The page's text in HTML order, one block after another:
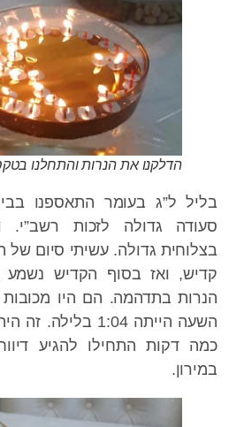
הדלקנו את הנרות והתחלנו
בליל ל”ג בעומר התאספנו
בצלוחית גדולה. עשיתי סיום של
קדיש, ואז בסוף הקדיש
הנרות בתדהמה. הם היו מכובות
השעה הייתה 1:04
כמה דקות התחילו להגיע
במירון.